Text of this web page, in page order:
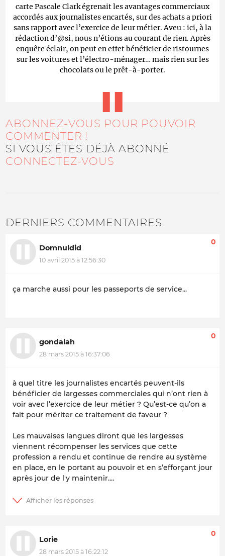
carte Pascale Clark égrenait les avantages commerciaux
accordés aux journalistes encartés, sur des achats a priori
sans rapport avec l’exercice de leur métier. Aveu : ici, à la
rédaction d’@si, nous n’étions au courant de rien. Après
enquête éclair, on peut en effet bénéficier de ristournes
sur les voitures et l’électro-ménager… mais rien sur les
chocolats ou le prêt-à-porter.
ABONNEZ-VOUS POUR POUVOIR
COMMENTER !
SI VOUS ÊTES DÉJÀ ABONNÉ
CONNECTEZ-VOUS
DERNIERS COMMENTAIRES
Domnuldid
10 avril 2015 à 12:56:30
0
ça marche aussi pour les passeports de service...
gondalah
28 mars 2015 à 16:37:06
0
à quel titre les journalistes encartés peuvent-ils
bénéficier de largesses commerciales qui n’ont rien à
voir avec l’exercice de leur métier ? Qu’est-ce qu’on a
fait pour mériter ce traitement de faveur ?
Les mauvaises langues diront que les largesses
viennent récompenser les services que cette
profession a rendu et continue de rendre au système
en place, en le portant au pouvoir et en s’efforçant jour
après jour de l'y maintenir....
Lorie
28 mars 2015 à 16:22:12
0